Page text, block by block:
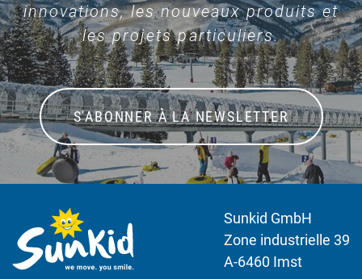
innovations, les nouveaux produits et
les projets particuliers.
S'ABONNER À LA NEWSLETTER
Sunkid GmbH
Zone industrielle 39
A-6460 Imst